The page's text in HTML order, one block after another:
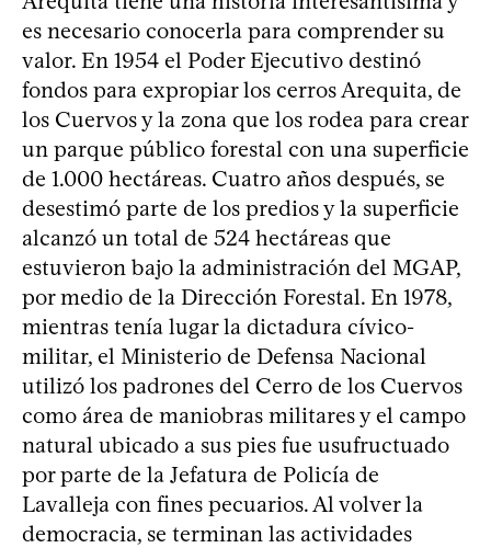
es necesario conocerla para comprender su
valor. En 1954 el Poder Ejecutivo destinó
fondos para expropiar los cerros Arequita, de
los Cuervos y la zona que los rodea para crear
un parque público forestal con una superficie
de 1.000 hectáreas. Cuatro años después, se
desestimó parte de los predios y la superficie
alcanzó un total de 524 hectáreas que
estuvieron bajo la administración del MGAP,
por medio de la Dirección Forestal. En 1978,
mientras tenía lugar la dictadura cívico-
militar, el Ministerio de Defensa Nacional
utilizó los padrones del Cerro de los Cuervos
como área de maniobras militares y el campo
natural ubicado a sus pies fue usufructuado
por parte de la Jefatura de Policía de
Lavalleja con fines pecuarios. Al volver la
democracia, se terminan las actividades